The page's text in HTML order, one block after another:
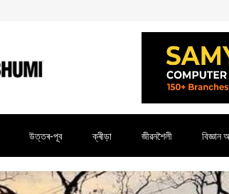
উত্তৰ-পূব ক্ৰীড়া জীৱনশৈলী